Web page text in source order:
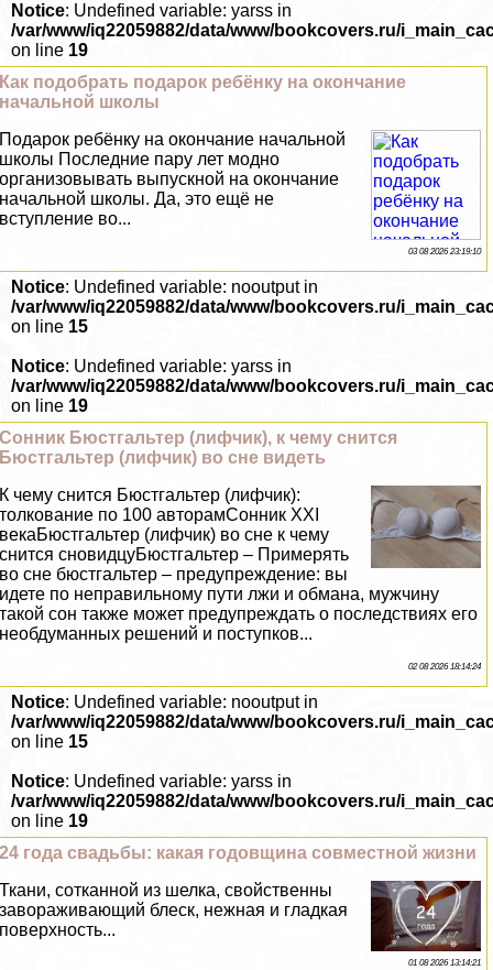
Notice: Undefined variable: yarss in
/var/www/iq22059882/data/www/bookcovers.ru/
on line 19
Как подобрать подарок ребёнку на окончание
начальной школы
Подарок ребёнку на окончание начальной
школы Последние пару лет модно
организовывать выпускной на окончание
начальной школы. Да, это ещё не
вступление во...
03 08 2026 23:19:10
Notice: Undefined variable: nooutput in
/var/www/iq22059882/data/www/bookcovers.ru/
on line 15
Notice: Undefined variable: yarss in
/var/www/iq22059882/data/www/bookcovers.ru/
on line 19
Сонник Бюcтгальтер (лифчик), к чему снится
Бюcтгальтер (лифчик) во сне видеть
К чему снится Бюcтгальтер (лифчик):
толкование по 100 авторамСонник XXI
векаБюcтгальтер (лифчик) во сне к чему
снится сновидцуБюcтгальтер – Примерять
во сне бюcтгальтер – предупреждение: вы
идете по неправильному пути лжи и обмана, мужчину
такой сон также может предупреждать о последствиях его
необдуманных решений и поступков...
02 08 2026 18:14:24
Notice: Undefined variable: nooutput in
/var/www/iq22059882/data/www/bookcovers.ru/
on line 15
Notice: Undefined variable: yarss in
/var/www/iq22059882/data/www/bookcovers.ru/
on line 19
24 года свадьбы: какая годовщина совместной жизни
Ткани, сотканной из шелка, свойственны
завораживающий блеск, нежная и гладкая
поверхность...
01 08 2026 13:14:21